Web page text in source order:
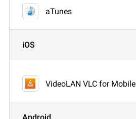
aTunes
iOS
VideoLAN VLC for Mobile
Android